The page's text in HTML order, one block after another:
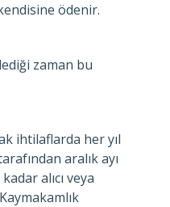
ödenir.
zaman bu
ihtilaflarda her yıl
aralık ayı
alıcı veya